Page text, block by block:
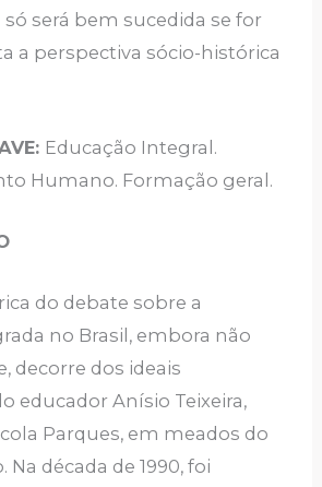
será bem sucedida se for
a perspectiva sócio-histórica
: Educação Integral.
Humano. Formação geral.
do debate sobre a
no Brasil, embora não
decorre dos ideais
educador Anísio Teixeira,
Parques, em meados do
Na década de 1990, foi